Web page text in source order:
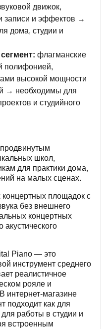
движок,
записи и эффектов →
дома, студии и
флагманские
полифонией,
высокой мощности
→ необходимы для
и студийного
школ,
для практики дома,
на малых сценах.
концертных площадок с
без внешнего
концертных
Piano — это
инструмент среднего
реалистичное
рояле и
интернет-магазине
подходит как для
работы в студии и
встроенным